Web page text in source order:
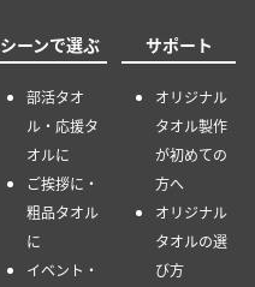
シーンで選ぶ
部活タオ
ル・応援タ
オルに
ご挨拶に・
粗品タオル
に
イベント・
サポート
オリジナル
タオル製作
が初めての
方へ
オリジナル
タオルの選
び方